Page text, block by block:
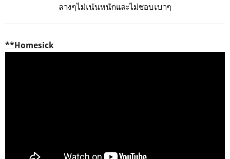
ลางๆไม่เน้นหนักและไม่ชอบเบาๆ
**Homesick